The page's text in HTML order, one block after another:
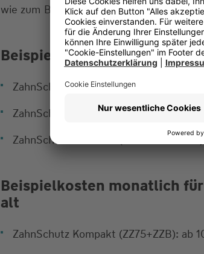
wie zum Beispiel fehlende Zähne den
Beispielkosten monatlich für
ZahnSchutz Kompakt (ZZ75+ZZB): ab
ZahnSchutz Komfort (ZZ90+ZZB): ab
ZahnSchutz Premium
Beispielkosten monatlich
alt
ZahnSchutz Kompakt (ZZ75+ZZB): ab